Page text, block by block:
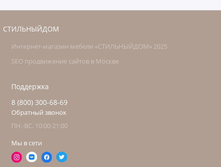
СТИЛЬНЫЙДОМ
Интернет-магазин мебели «СТИЛЬНЫЙДОМ» 2025
SEO продвижение сайтов в Москве
Поддержка
8 (800) 300-68-69
Обратный звонок
ПН.-ВС. 10:00-21:00
Мы в сети